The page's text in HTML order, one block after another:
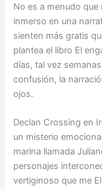
No es a menudo
inmerso en una
sienten más gratis
plantea el libro El
días, tal vez
confusión, la
ojos.
Declan Crossing en
un misterio
marina llamada
personajes
vertiginoso que me